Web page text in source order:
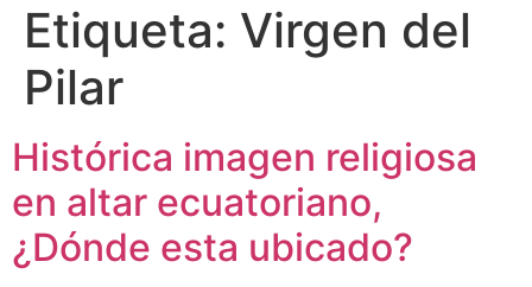
Etiqueta: Virgen del
Pilar
Histórica imagen religiosa
en altar ecuatoriano,
¿Dónde esta ubicado?